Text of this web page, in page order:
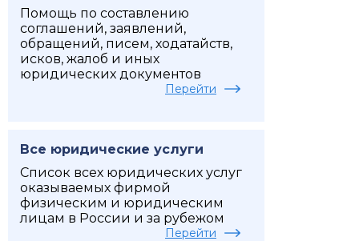
Помощь по составлению
соглашений, заявлений,
обращений, писем, ходатайств,
исков, жалоб и иных
юридических документов
Перейти
Все юридические услуги
Список всех юридических услуг
оказываемых фирмой
физическим и юридическим
лицам в России и за рубежом
Перейти